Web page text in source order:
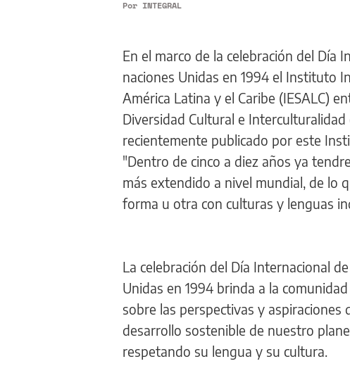
Por INTEGRAL
En el marco de la celebración del Día
naciones Unidas en 1994 el Instituto
América Latina y el Caribe (IESALC)
Diversidad Cultural e Interculturalidad
recientemente publicado por este
"Dentro de cinco a diez años ya
más extendido a nivel mundial, de lo
forma u otra con culturas y lenguas
La celebración del Día Internacional
Unidas en 1994 brinda a la
sobre las perspectivas y aspiraciones
desarrollo sostenible de nuestro
respetando su lengua y su cultura.